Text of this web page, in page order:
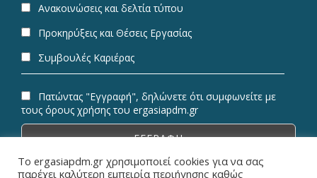
Ανακοινώσεις και δελτία τύπου
Προκηρύξεις και Θέσεις Εργασίας
Συμβουλές Καριέρας
Πατώντας "Εγγραφή", δηλώνετε ότι συμφωνείτε με
τους όρους χρήσης του ergasiapdm.gr
Το ergasiapdm.gr χρησιμοποιεί cookies για να σας
παρέχει καλύτερη εμπειρία περιήγησης καθώς